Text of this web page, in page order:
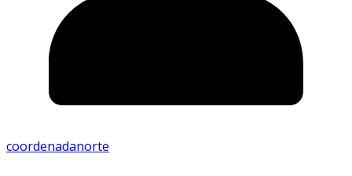
coordenadanorte